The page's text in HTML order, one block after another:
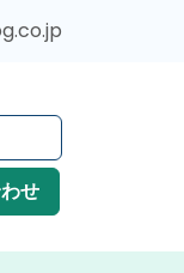
せ